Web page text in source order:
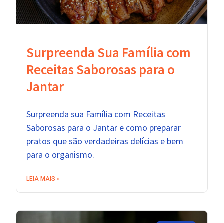
Surpreenda Sua Família com
Receitas Saborosas para o
Jantar
Surpreenda sua Família com Receitas
Saborosas para o Jantar e como preparar
pratos que são verdadeiras delícias e bem
para o organismo.
LEIA MAIS »